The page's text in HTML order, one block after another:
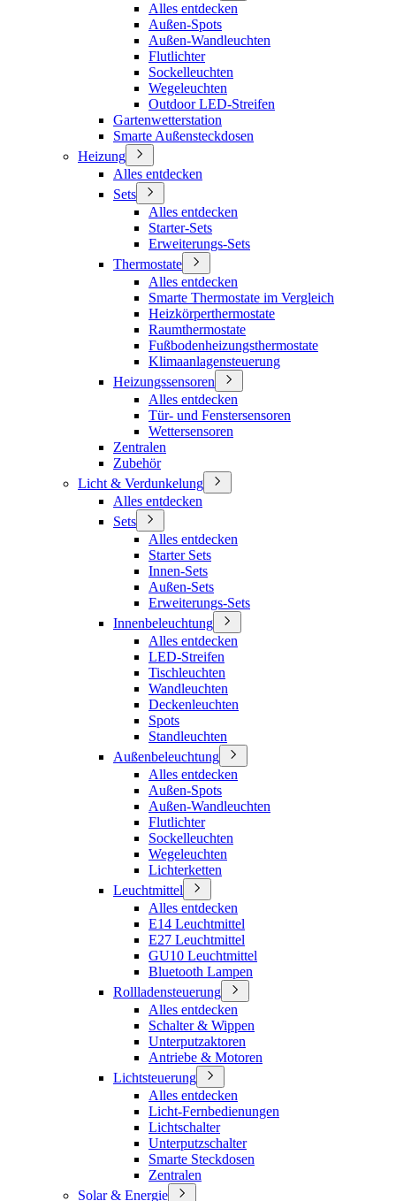
Alles entdecken
Außen-Spots
Außen-Wandleuchten
Flutlichter
Sockelleuchten
Wegeleuchten
Outdoor LED-Streifen
Gartenwetterstation
Smarte Außensteckdosen
Heizung
Alles entdecken
Sets
Alles entdecken
Starter-Sets
Erweiterungs-Sets
Thermostate
Alles entdecken
Smarte Thermostate im Vergleich
Heizkörperthermostate
Raumthermostate
Fußbodenheizungsthermostate
Klimaanlagensteuerung
Heizungssensoren
Alles entdecken
Tür- und Fenstersensoren
Wettersensoren
Zentralen
Zubehör
Licht & Verdunkelung
Alles entdecken
Sets
Alles entdecken
Starter Sets
Innen-Sets
Außen-Sets
Erweiterungs-Sets
Innenbeleuchtung
Alles entdecken
LED-Streifen
Tischleuchten
Wandleuchten
Deckenleuchten
Spots
Standleuchten
Außenbeleuchtung
Alles entdecken
Außen-Spots
Außen-Wandleuchten
Flutlichter
Sockelleuchten
Wegeleuchten
Lichterketten
Leuchtmittel
Alles entdecken
E14 Leuchtmittel
E27 Leuchtmittel
GU10 Leuchtmittel
Bluetooth Lampen
Rollladensteuerung
Alles entdecken
Schalter & Wippen
Unterputzaktoren
Antriebe & Motoren
Lichtsteuerung
Alles entdecken
Licht-Fernbedienungen
Lichtschalter
Unterputzschalter
Smarte Steckdosen
Zentralen
Solar & Energie